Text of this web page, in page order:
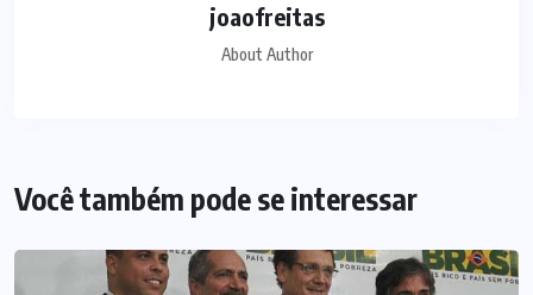
joaofreitas
About Author
Você também pode se interessar